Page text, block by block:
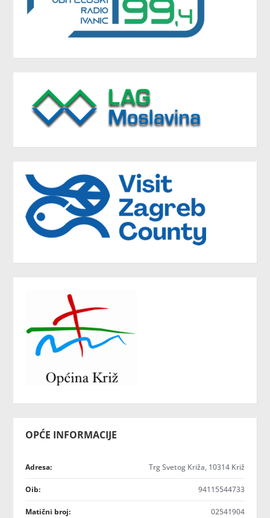
OPĆE INFORMACIJE
Adresa: Trg Svetog Križa, 10314 Križ
Oib: 94115544733
Matični broj: 02541904